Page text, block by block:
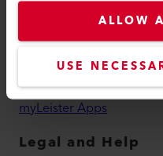
ALLOW
USE
myLeister Account
Academy
myLeister Apps
Legal and Help